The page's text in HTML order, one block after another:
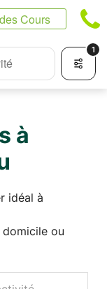
Cours
1
à
idéal à
ou